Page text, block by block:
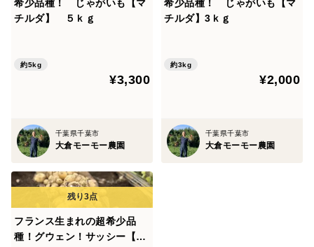
希少品種！ じゃがいも【マ
チルダ】 ５ｋｇ
約5kg
¥3,300
千葉県千葉市
大倉モーモー農園
希少品種！ じゃがいも【マ
チルダ】3ｋｇ
約3kg
¥2,000
千葉県千葉市
大倉モーモー農園
フランス生まれの超希少品
種！グウェン！サッシー【贅